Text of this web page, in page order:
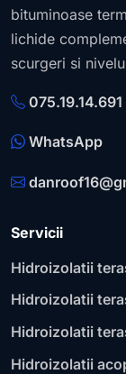
bituminoase
lichide
scurgeri si
075.19.14.691
WhatsApp
Servicii
Hidroizolatii
Hidroizolatii
Hidroizolatii
Hidroizolatii